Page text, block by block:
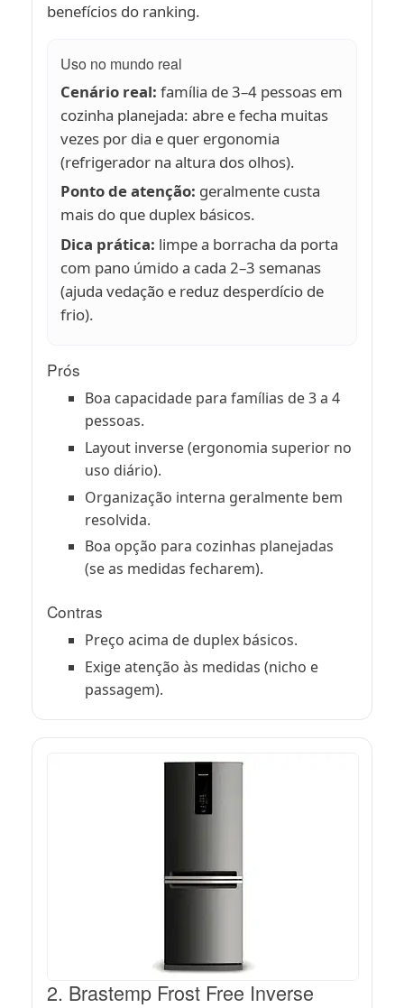
benefícios do ranking.
Uso no mundo real
Cenário real: família de 3–4 pessoas em
cozinha planejada: abre e fecha muitas
vezes por dia e quer ergonomia
(refrigerador na altura dos olhos).
Ponto de atenção: geralmente custa
mais do que duplex básicos.
Dica prática: limpe a borracha da porta
com pano úmido a cada 2–3 semanas
(ajuda vedação e reduz desperdício de
frio).
Prós
Boa capacidade para famílias de 3 a 4
pessoas.
Layout inverse (ergonomia superior no
uso diário).
Organização interna geralmente bem
resolvida.
Boa opção para cozinhas planejadas
(se as medidas fecharem).
Contras
Preço acima de duplex básicos.
Exige atenção às medidas (nicho e
passagem).
2. Brastemp Frost Free Inverse